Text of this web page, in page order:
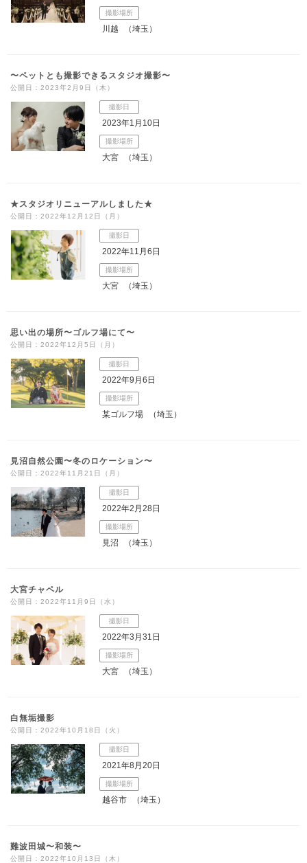
撮影場所
川越 （埼玉）
〜ペットとも撮影できるスタジオ撮影〜
公開日：2023年2月9日（木）
撮影日
2023年1月10日
撮影場所
大宮 （埼玉）
★スタジオリニューアルしました★
公開日：2022年12月12日（月）
撮影日
2022年11月6日
撮影場所
大宮 （埼玉）
思い出の場所〜ゴルフ場にて〜
公開日：2022年12月5日（月）
撮影日
2022年9月6日
撮影場所
某ゴルフ場 （埼玉）
見沼自然公園〜冬のロケーション〜
公開日：2022年11月21日（月）
撮影日
2022年2月28日
撮影場所
見沼 （埼玉）
大宮チャペル
公開日：2022年11月9日（水）
撮影日
2022年3月31日
撮影場所
大宮 （埼玉）
白無垢撮影
公開日：2022年10月18日（火）
撮影日
2021年8月20日
撮影場所
越谷市 （埼玉）
難波田城〜和装〜
公開日：2022年10月13日（木）